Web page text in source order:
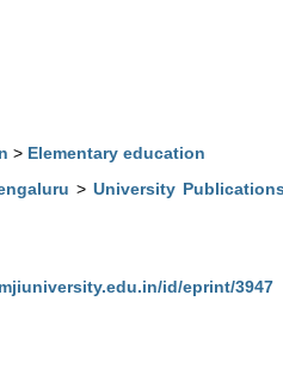
> Elementary education
> University Publications
id/eprint/3947